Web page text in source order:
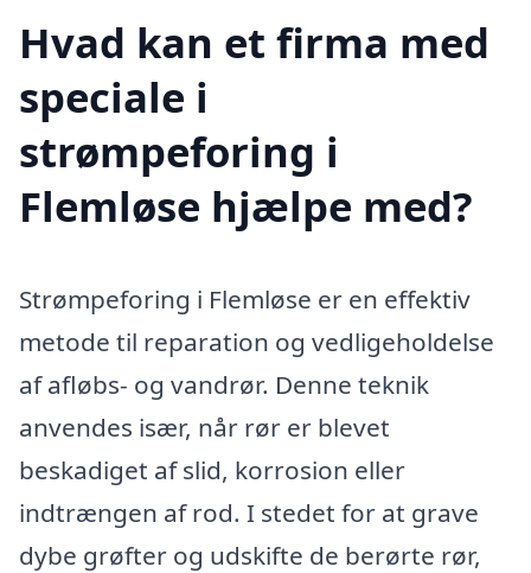
Hvad kan et firma med
speciale i
strømpeforing i
Flemløse hjælpe med?
Strømpeforing i Flemløse er en effektiv
metode til reparation og vedligeholdelse
af afløbs- og vandrør. Denne teknik
anvendes især, når rør er blevet
beskadiget af slid, korrosion eller
indtrængen af rod. I stedet for at grave
dybe grøfter og udskifte de berørte rør,